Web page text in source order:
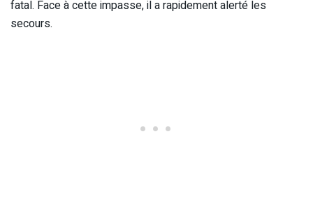
fatal. Face à cette impasse, il a rapidement alerté les
secours.